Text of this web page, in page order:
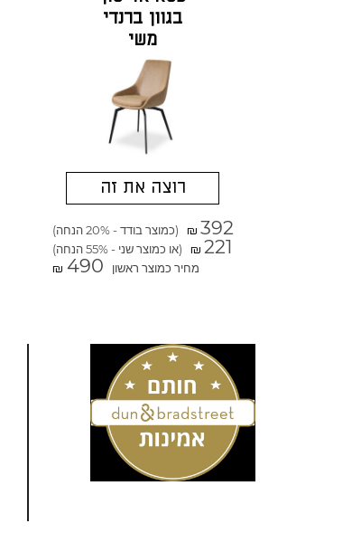
בגוון ברנדי
משי
רוצה את זה
₪ 392 (כמוצר בודד - 20% הנחה)
₪ 221
(או כמוצר שני - 55% הנחה)
מחיר כמוצר ראשון
₪ 490